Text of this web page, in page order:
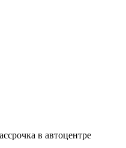
в автоцентре